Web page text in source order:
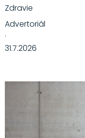
Zdravie
Advertoriál
·
31.7.2026